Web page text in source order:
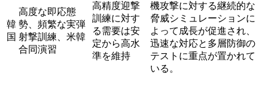
韓
国
高度な即応態
勢、頻繁な実弾
射撃訓練、米韓
合同演習
高精度迎撃
訓練に対す
る需要は安
定から高水
準を維持
機攻撃に対する継続的な
脅威シミュレーションに
よって成長が促進され、
迅速な対応と多層防御の
テストに重点が置かれて
いる。